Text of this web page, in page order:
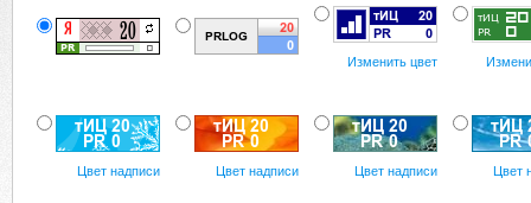
Изменить цвет
Цвет надписи Цвет надписи Цвет надписи Цвет